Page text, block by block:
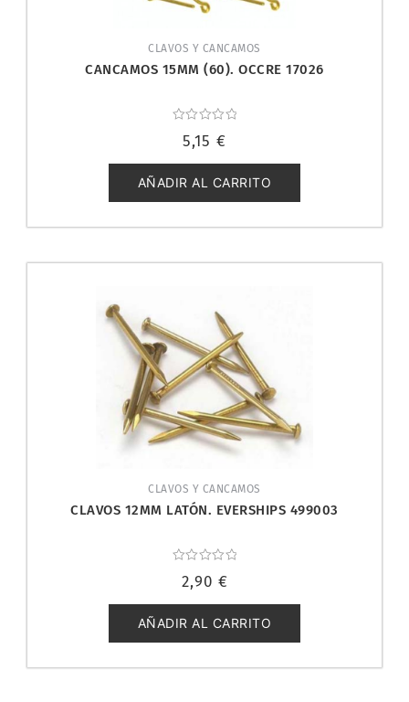
CLAVOS Y CANCAMOS
CANCAMOS 15MM (60). OCCRE 17026
con
de
5
5,15 €
AÑADIR AL CARRITO
CLAVOS Y CANCAMOS
CLAVOS 12MM LATÓN. EVERSHIPS 499003
con
de
5
2,90 €
AÑADIR AL CARRITO